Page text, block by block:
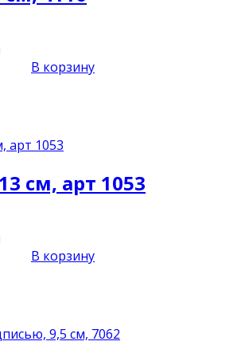
В корзину
см, арт 1053
В корзину